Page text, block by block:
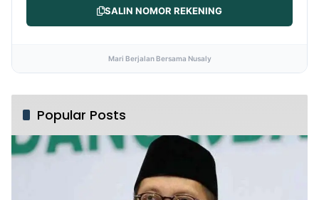
SALIN NOMOR REKENING
Mari Berjalan Bersama Nusaly
Popular Posts